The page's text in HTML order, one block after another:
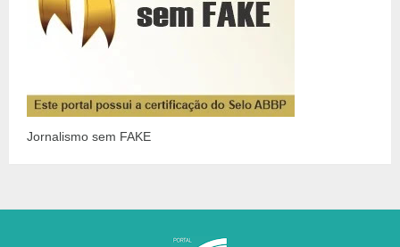
Jornalismo sem FAKE